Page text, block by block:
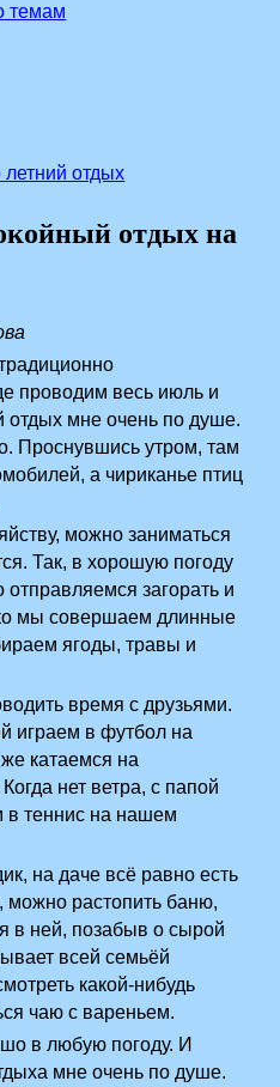
темам
отдых
отдых на
проводим весь июль и
отдых мне очень по душе.
Проснувшись утром, там
а чириканье птиц
можно заниматься
Так, в хорошую погоду
загорать и
мы совершаем длинные
ягоды, травы и
время с друзьями.
играем в футбол на
катаемся на
нет ветра, с папой
в теннис на нашем
на даче всё равно есть
можно растопить баню,
в ней, позабыв о сырой
всей семьёй
какой-нибудь
чаю с вареньем.
в любую погоду. И
мне очень по душе.